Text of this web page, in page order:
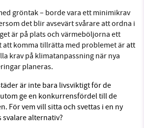
gröntak – borde vara ett minimikrav
det blir avsevärt svårare att ordna i
är på plats och värmeböljorna ett
att komma tillrätta med problemet äratt
krav på klimatanpassning när nya
planeras.
är inte bara livsviktigt för de
ge en konkurrensfördel till de
För vem vill sitta och svettas i en ny
alternativ?